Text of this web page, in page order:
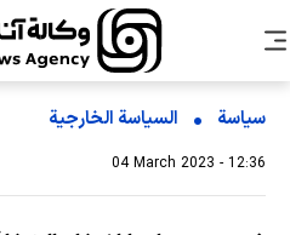
سياسة السیاسة الخارجیة
04 March 2023 - 12:36